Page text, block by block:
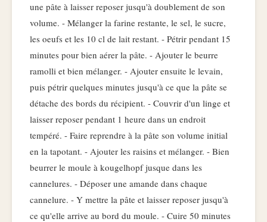
une pâte à laisser reposer jusqu'à doublement de son
volume. - Mélanger la farine restante, le sel, le sucre,
les oeufs et les 10 cl de lait restant. - Pétrir pendant 15
minutes pour bien aérer la pâte. - Ajouter le beurre
ramolli et bien mélanger. - Ajouter ensuite le levain,
puis pétrir quelques minutes jusqu'à ce que la pâte se
détache des bords du récipient. - Couvrir d'un linge et
laisser reposer pendant 1 heure dans un endroit
tempéré. - Faire reprendre à la pâte son volume initial
en la tapotant. - Ajouter les raisins et mélanger. - Bien
beurrer le moule à kougelhopf jusque dans les
cannelures. - Déposer une amande dans chaque
cannelure. - Y mettre la pâte et laisser reposer jusqu'à
ce qu'elle arrive au bord du moule. - Cuire 50 minutes